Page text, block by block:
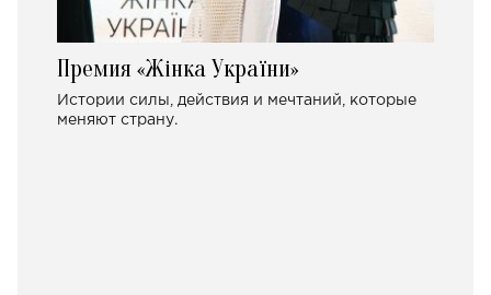
Премия «Жінка України»
Истории силы, действия и мечтаний, которые
меняют страну.